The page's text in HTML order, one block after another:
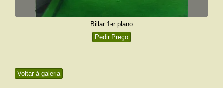
Voltar à galeria
Billar 1er plano
Pedir Preço